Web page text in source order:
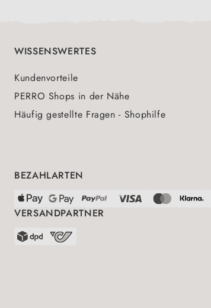
WISSENSWERTES
Kundenvorteile
PERRO Shops in der Nähe
Häufig gestellte Fragen - Shophilfe
BEZAHLARTEN
VERSANDPARTNER